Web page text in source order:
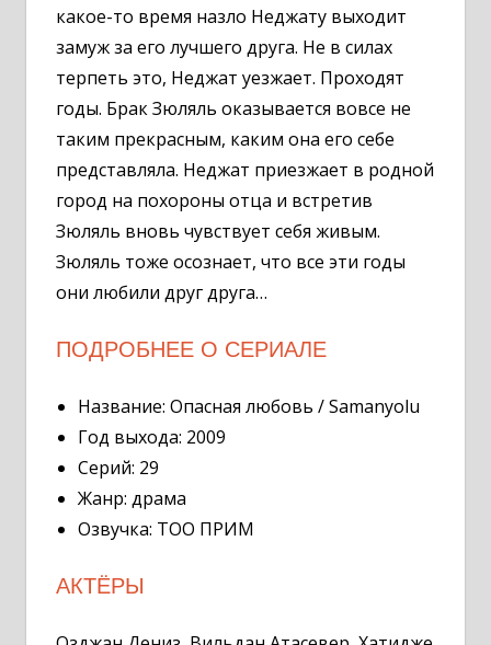
какое-то время назло Неджату выходит
замуж за его лучшего друга. Не в силах
терпеть это, Неджат уезжает. Проходят
годы. Брак Зюляль оказывается вовсе не
таким прекрасным, каким она его себе
представляла. Неджат приезжает в родной
город на похороны отца и встретив
Зюляль вновь чувствует себя живым.
Зюляль тоже осознает, что все эти годы
они любили друг друга…
ПОДРОБНЕЕ О СЕРИАЛЕ
Название: Опасная любовь / Samanyolu
Год выхода: 2009
Серий: 29
Жанр: драма
Озвучка: ТОО ПРИМ
АКТЁРЫ